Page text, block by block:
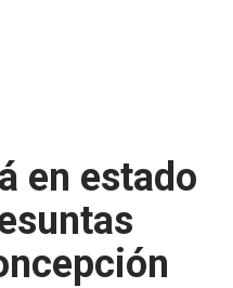
en estado